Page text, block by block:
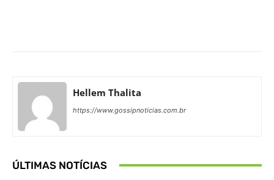
Hellem Thalita
https://www.gossipnoticias.com.br
ÚLTIMAS NOTÍCIAS